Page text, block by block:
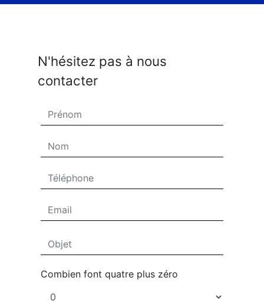
N'hésitez pas à nous
contacter
Combien font quatre plus zéro